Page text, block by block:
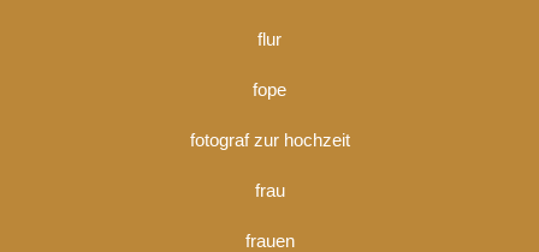
flur
fope
fotograf zur hochzeit
frau
frauen